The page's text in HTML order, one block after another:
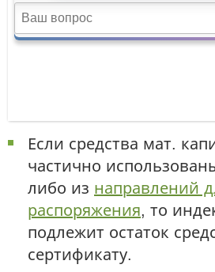
Если средства мат.
частично
либо из направлений
распоряжения, то
подлежит остаток
сертификату.